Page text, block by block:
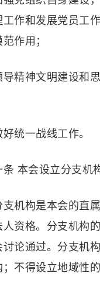
工作和发展党员工
作用；
导精神文明建设和
好统一战线工作。
本会设立分支机
支机构是本会的直
人资格。分支机构
讨论通过。分支机
不得设立地域性的